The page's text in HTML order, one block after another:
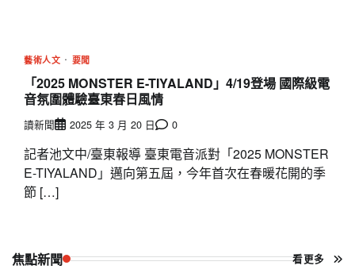
藝術人文 要聞
「2025 MONSTER E-TIYALAND」4/19登場 國際級電
音氛圍體驗臺東春日風情
讀新聞 2025 年 3 月 20 日 0
記者池文中/臺東報導 臺東電音派對「2025 MONSTER
E-TIYALAND」邁向第五屆，今年首次在春暖花開的季
節 […]
焦點新聞 看更多